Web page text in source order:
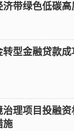
带绿色低碳
型金融贷款
理项目投融
施